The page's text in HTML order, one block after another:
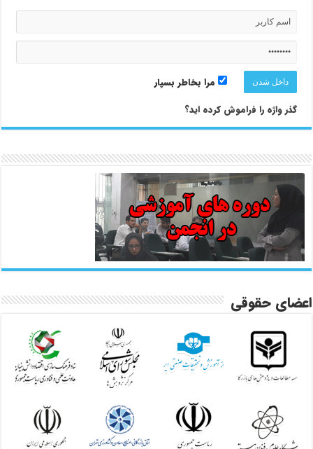
مرا بخاطر بسپار
گذر واژه را فراموش کرده اید؟
اعضای حقوقی